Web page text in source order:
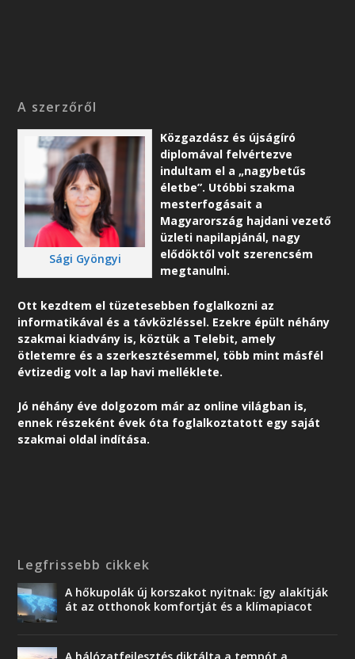
A szerzőről
Sági Gyöngyi
Közgazdász és újságíró
diplomával felvértezve
indultam el a „nagybetűs
életbe”. Utóbbi szakma
mesterfogásait a
Magyarország hajdani vezető
üzleti napilapjánál, nagy
elődöktől volt szerencsém
megtanulni.
Ott kezdtem el tüzetesebben foglalkozni az
informatikával és a távközléssel. Ezekre épült néhány
szakmai kiadvány is, köztük a Telebit, amely
ötletemre és a szerkesztésemmel, több mint másfél
évtizedig volt a lap havi melléklete.
Jó néhány éve dolgozom már az online világban is,
ennek részeként évek óta foglalkoztatott egy saját
szakmai oldal indítása.
Legfrissebb cikkek
A hőkupolák új korszakot nyitnak: így alakítják
át az otthonok komfortját és a klímapiacot